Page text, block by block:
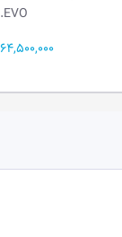
WH...
19,750,000 تومان